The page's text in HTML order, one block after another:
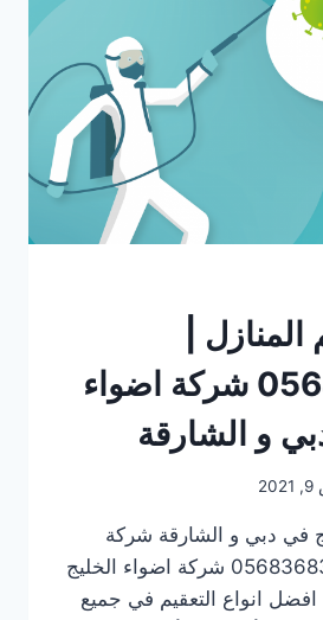
|
0568368393 شركة اضواء
و الشارقة
في دبي و الشارقة شركة
تعقيم المنازل 0568368393 شركة اضواء الخليج
انواع التعقيم في جميع